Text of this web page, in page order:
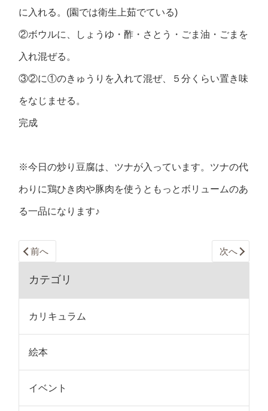
に入れる。(園では衛生上茹でている)
②ボウルに、しょうゆ・酢・さとう・ごま油・ごまを
入れ混ぜる。
③②に①のきゅうりを入れて混ぜ、５分くらい置き味
をなじませる。
完成
※今日の炒り豆腐は、ツナが入っています。ツナの代
わりに鶏ひき肉や豚肉を使うともっとボリュームのあ
る一品になります♪
前へ 次へ
カテゴリ
カリキュラム
絵本
イベント